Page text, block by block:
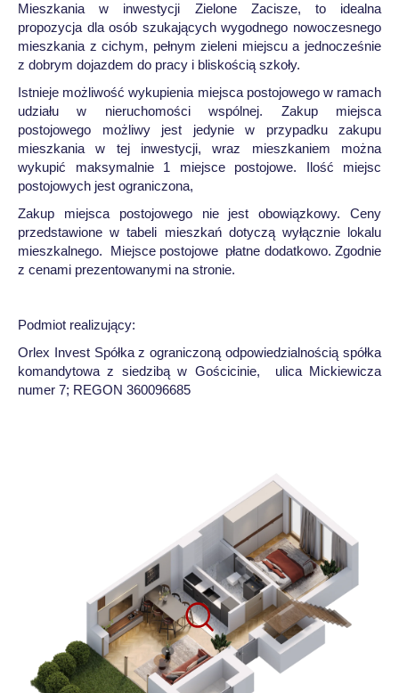
Mieszkania w inwestycji Zielone Zacisze, to idealna
propozycja dla osób szukających wygodnego nowoczesnego
mieszkania z cichym, pełnym zieleni miejscu a jednocześnie
z dobrym dojazdem do pracy i bliskością szkoły.
Istnieje możliwość wykupienia miejsca postojowego w ramach
udziału w nieruchomości wspólnej. Zakup miejsca
postojowego możliwy jest jedynie w przypadku zakupu
mieszkania w tej inwestycji, wraz mieszkaniem można
wykupić maksymalnie 1 miejsce postojowe. Ilość miejsc
postojowych jest ograniczona,
Zakup miejsca postojowego nie jest obowiązkowy. Ceny
przedstawione w tabeli mieszkań dotyczą wyłącznie lokalu
mieszkalnego. Miejsce postojowe płatne dodatkowo. Zgodnie
z cenami prezentowanymi na stronie.
Podmiot realizujący:
Orlex Invest Spółka z ograniczoną odpowiedzialnością spółka
komandytowa z siedzibą w Gościcinie, ulica Mickiewicza
numer 7; REGON 360096685